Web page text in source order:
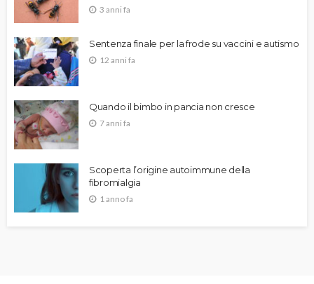
3 anni fa
Sentenza finale per la frode su vaccini e autismo
12 anni fa
Quando il bimbo in pancia non cresce
7 anni fa
Scoperta l’origine autoimmune della
fibromialgia
1 anno fa